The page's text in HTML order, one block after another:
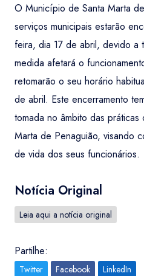
O Município de Santa Marta
serviços municipais estarão
feira, dia 17 de abril, devido a
medida afetará o
retomarão o seu horário
de abril. Este encerramento
tomada no âmbito das
Marta de Penaguião, visando
de vida dos seus funcionários.
Notícia Original
Leia aqui a notícia original
Partilhe:
Twitter Facebook LinkedIn